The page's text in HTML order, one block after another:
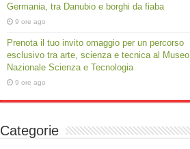
Germania, tra Danubio e borghi da fiaba
9 ore ago
Prenota il tuo invito omaggio per un percorso
esclusivo tra arte, scienza e tecnica al Museo
Nazionale Scienza e Tecnologia
9 ore ago
Categorie